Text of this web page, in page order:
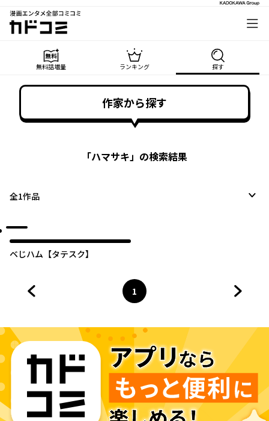
漫画エンタメ全部コミコミ
カドコミ
無料話増量 ランキング 探す
作家から探す
「ハマサキ」の検索結果
全1作品
ベじハム【タテスク】
ページ
1
へ